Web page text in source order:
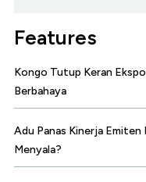
Features
Kongo Tutup Keran
Berbahaya
Adu Panas Kinerja Emiten
Menyala?